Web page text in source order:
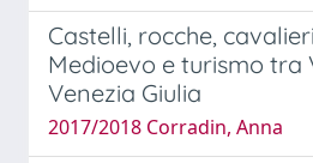
Castelli, rocche,
Medioevo e turismo tra
Venezia Giulia
2017/2018 Corradin, Anna